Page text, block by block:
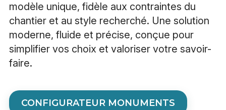
modèle unique, fidèle aux contraintes du
chantier et au style recherché. Une solution
moderne, fluide et précise, conçue pour
simplifier vos choix et valoriser votre savoir-
faire.
CONFIGURATEUR MONUMENTS